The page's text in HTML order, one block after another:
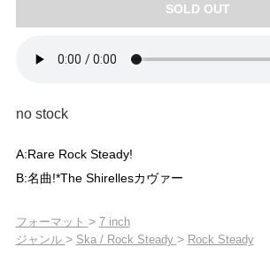
SOLD OUT
no stock
A:Rare Rock Steady!
B:名曲!*The Shirellesカヴァー
フォーマット > 7 inch
ジャンル > Ska / Rock Steady > Rock Steady